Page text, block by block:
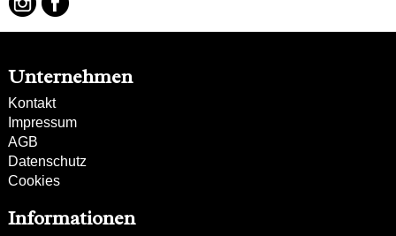
Unternehmen
Kontakt
Impressum
AGB
Datenschutz
Cookies
Informationen